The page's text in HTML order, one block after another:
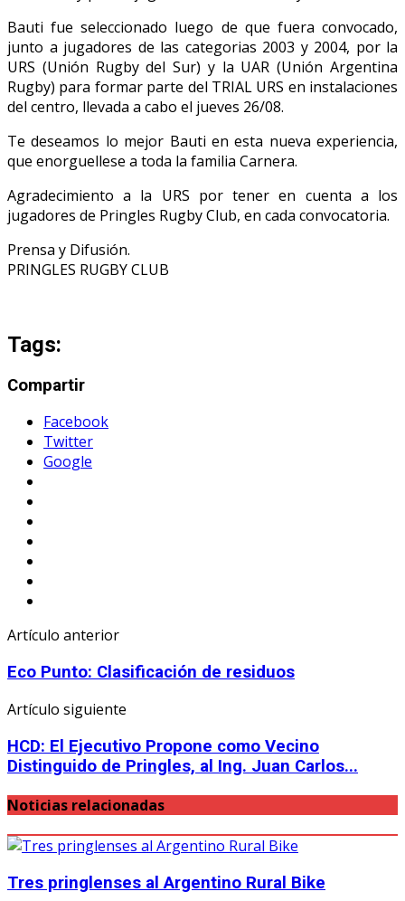
Bauti fue seleccionado luego de que fuera convocado,
junto a jugadores de las categorias 2003 y 2004, por la
URS (Unión Rugby del Sur) y la UAR (Unión Argentina
Rugby) para formar parte del TRIAL URS en instalaciones
del centro, llevada a cabo el jueves 26/08.
Te deseamos lo mejor Bauti en esta nueva experiencia,
que enorguellese a toda la familia Carnera.
Agradecimiento a la URS por tener en cuenta a los
jugadores de Pringles Rugby Club, en cada convocatoria.
Prensa y Difusión.
PRINGLES RUGBY CLUB
Tags:
Compartir
Facebook
Twitter
Google
Artículo anterior
Eco Punto: Clasificación de residuos
Artículo siguiente
HCD: El Ejecutivo Propone como Vecino
Distinguido de Pringles, al Ing. Juan Carlos...
Noticias relacionadas
Tres pringlenses al Argentino Rural Bike